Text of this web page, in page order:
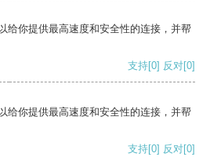
给你提供最高速度和安全性的连接，并帮
支持[0] 反对[0]
给你提供最高速度和安全性的连接，并帮
支持[0] 反对[0]